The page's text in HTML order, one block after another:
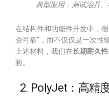
典型应用：测试治具、
在结构件和功能件开发中，
否可靠”，而不仅仅是一次性
上述材料，我们在长期耐久
验。
2. PolyJet：高精